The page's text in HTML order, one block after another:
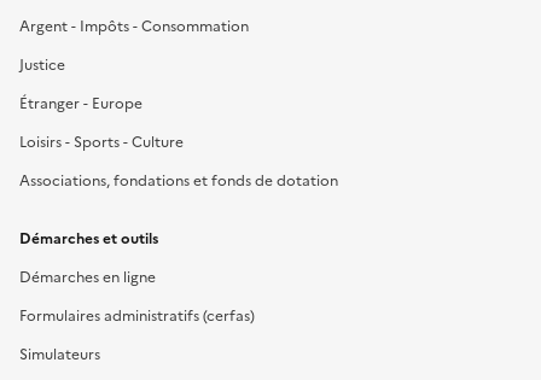
Argent - Impôts - Consommation
Justice
Étranger - Europe
Loisirs - Sports - Culture
Associations, fondations et fonds de dotation
Démarches et outils
Démarches en ligne
Formulaires administratifs (cerfas)
Simulateurs